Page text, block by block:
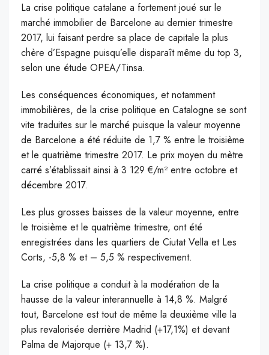
La crise politique catalane a fortement joué sur le
marché immobilier de Barcelone au dernier trimestre
2017, lui faisant perdre sa place de capitale la plus
chère d’Espagne puisqu’elle disparaît même du top 3,
selon une étude OPEA/Tinsa.
Les conséquences économiques, et notamment
immobilières, de la crise politique en Catalogne se sont
vite traduites sur le marché puisque la valeur moyenne
de Barcelone a été réduite de 1,7 % entre le troisième
et le quatrième trimestre 2017. Le prix moyen du mètre
carré s’établissait ainsi à 3 129 €/m² entre octobre et
décembre 2017.
Les plus grosses baisses de la valeur moyenne, entre
le troisième et le quatrième trimestre, ont été
enregistrées dans les quartiers de Ciutat Vella et Les
Corts, -5,8 % et – 5,5 % respectivement.
La crise politique a conduit à la modération de la
hausse de la valeur interannuelle à 14,8 %. Malgré
tout, Barcelone est tout de même la deuxième ville la
plus revalorisée derrière Madrid (+17,1%) et devant
Palma de Majorque (+ 13,7 %).